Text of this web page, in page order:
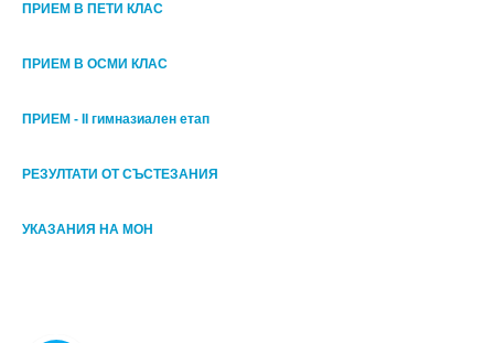
ПРИЕМ В ПЕТИ КЛАС
ПРИЕМ В ОСМИ КЛАС
ПРИЕМ - II гимназиален етап
РЕЗУЛТАТИ ОТ СЪСТЕЗАНИЯ
УКАЗАНИЯ НА МОН